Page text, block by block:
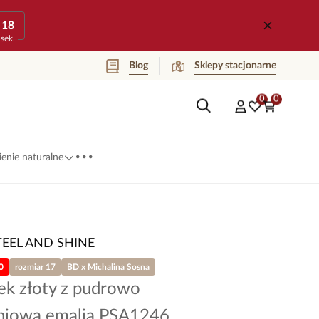
18
sek.
Blog Sklepy stacjonarne
0 0
naturalne ...
AND SHINE
złoty z pudrowo
rozmiar 17 BD x Michalina Sosna